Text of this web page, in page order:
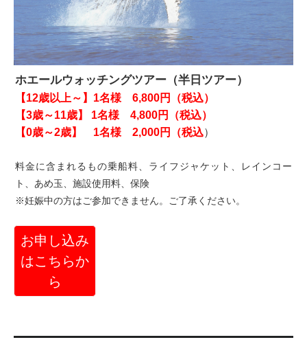
ホエールウォッチングツアー（半日ツアー）
【12歳以上～】1名様 6,800円（税込）
【3歳～11歳】 1名様 4,800円（税込）
【0歳～2歳】 1名様 2,000円（税込）
料金に含まれるもの乗船料、ライフジャケット、レインコー
ト、あめ玉、施設使用料、保険
※妊娠中の方はご参加できません。ご了承ください。
お申し込み
はこちらか
ら